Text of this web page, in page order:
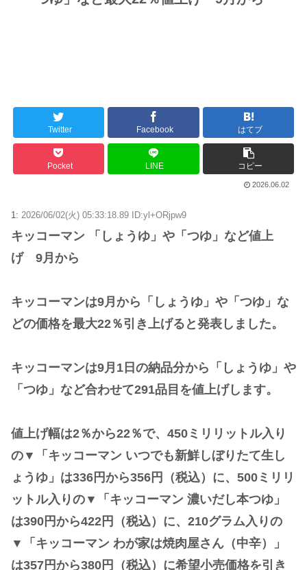
Twitter Facebook はてブ
Pocket LINE コピー
2026.06.02
1: 2026/06/02(火) 05:33:18.89 ID:yl+ORjpw9
キッコーマン 「しょうゆ」や「つゆ」など値上
げ 9月から
キッコーマンは9月から「しょうゆ」や「つゆ」な
どの価格を最大22％引き上げると発表しました。
キッコーマンは9月1日の納品分から「しょうゆ」や
「つゆ」など合わせて291品目を値上げします。
値上げ幅は2％から22％で、450ミリリットル入り
の▼「キッコーマン いつでも新鮮しぼりたて生し
ょうゆ」は336円から356円（税込）に、500ミリリ
ットル入りの▼「キッコーマン 濃いだし本つゆ」
は390円から422円（税込）に、210グラム入りの
▼「キッコーマン わが家は焼肉屋さん（中辛）」
は357円から380円（税込）に希望小売価格を引き